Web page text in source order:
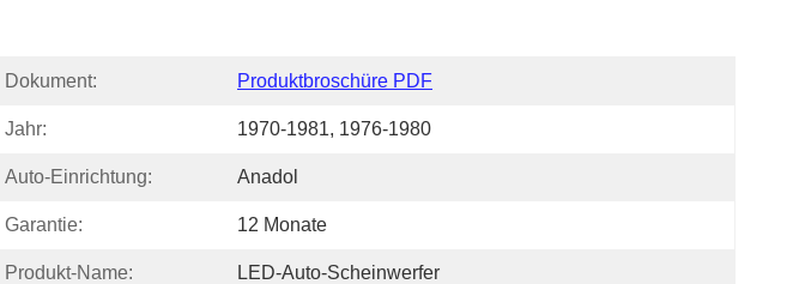
Dokument: Produktbroschüre PDF
Jahr: 1970-1981, 1976-1980
Auto-Einrichtung: Anadol
Garantie: 12 Monate
Produkt-Name: LED-Auto-Scheinwerfer